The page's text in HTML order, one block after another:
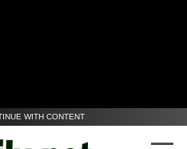
WITH CONTENT